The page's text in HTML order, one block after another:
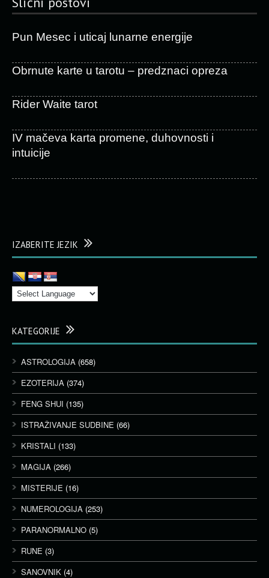
Pun Mesec i uticaj lunarne energije
Obrnute karte u tarotu – predznaci opreza
Rider Waite tarot
IV mačeva karta promene, duhovnosti i
intuicije
IZABERITE JEZIK
KATEGORIJE
ASTROLOGIJA (658)
EZOTERIJA (374)
FENG SHUI (135)
ISTRAŽIVANJE SUDBINE (66)
KRISTALI (133)
MAGIJA (266)
MISTERIJE (16)
NUMEROLOGIJA (253)
PARANORMALNO (5)
RUNE (3)
SANOVNIK (4)